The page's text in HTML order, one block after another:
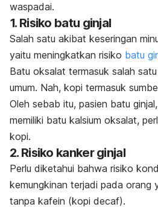
waspadai.
1. Risiko batu ginjal
Salah satu akibat keseringan
yaitu meningkatkan risiko batu
Batu oksalat termasuk salah
umum. Nah, kopi termasuk
Oleh sebab itu, pasien batu
memiliki batu kalsium oksalat,
kopi.
2. Risiko kanker ginjal
Perlu diketahui bahwa risiko
kemungkinan terjadi pada orang
tanpa kafein (kopi decaf).